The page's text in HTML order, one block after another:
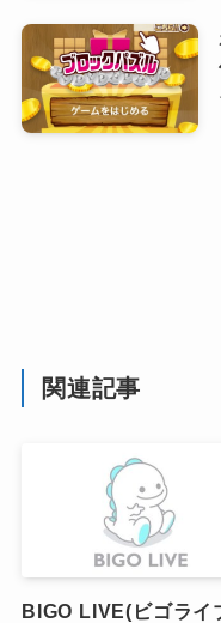
関連記事
BIGO LIVE(ビゴライ